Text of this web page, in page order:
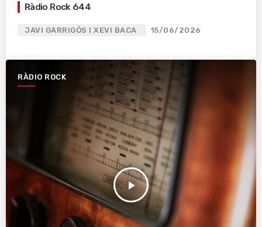
Ràdio Rock 644
JAVI GARRIGÓS I XEVI BACA 15/06/2026
RÀDIO ROCK
play_arrow